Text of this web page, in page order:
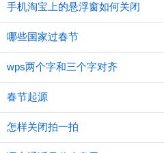
手机淘宝上的悬浮窗如何关闭
哪些国家过春节
wps两个字和三个字对齐
春节起源
怎样关闭拍一拍